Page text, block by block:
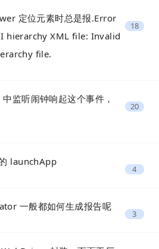
定位元素时总是报.Error
hierarchy XML file: Invalid
file.
18
监听闹钟响起这个事件，
20
launchApp
4
一般都如何生成报告呢
3